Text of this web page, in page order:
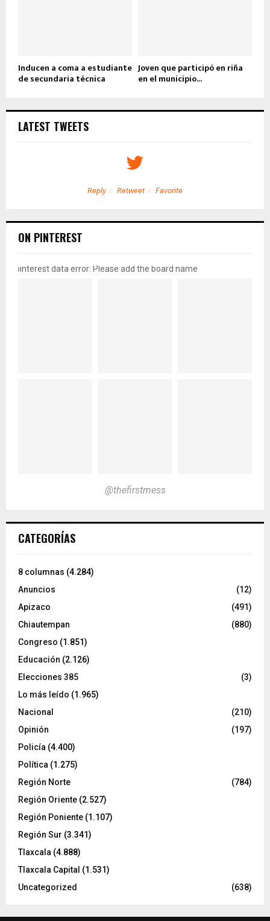
Inducen a coma a estudiante
de secundaria técnica
Joven que participó en riña
en el municipio...
LATEST TWEETS
Reply Retweet Favorite
ON PINTEREST
pinterest data error: Please add the board name
@thefirstmess
CATEGORÍAS
8 columnas (4.284)
Anuncios
(12)
Apizaco
(491)
Chiautempan
(880)
Congreso (1.851)
Educación (2.126)
Elecciones 385
(3)
Lo más leído (1.965)
Nacional
(210)
Opinión
(197)
Policía (4.400)
Política (1.275)
Región Norte
(784)
Región Oriente (2.527)
Región Poniente (1.107)
Región Sur (3.341)
Tlaxcala (4.888)
Tlaxcala Capital (1.531)
Uncategorized
(638)